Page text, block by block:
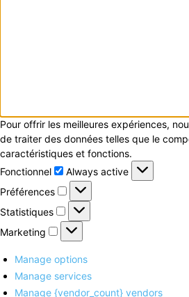
Pour offrir les meilleures expériences,
de traiter des données telles que le
caractéristiques et fonctions.
Fonctionnel
Fonctionnel
Always active
Préférences
Préférences
Statistiques
Statistiques
Marketing
Marketing
Manage options
Manage services
Manage {vendor_count} vendors